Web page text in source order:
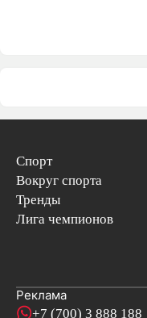
Спорт
Вокруг спорта
Тренды
Лига чемпионов
Реклама
+7 (700) 3 888 188